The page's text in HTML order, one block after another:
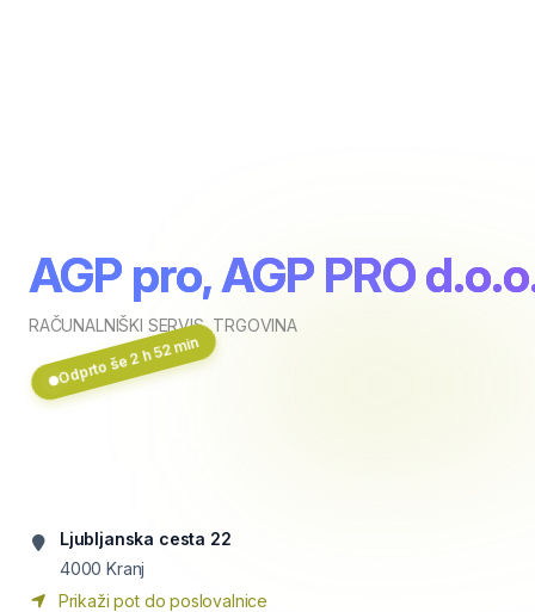
AGP pro, AGP PRO
RAČUNALNIŠKI SERVIS,TRGOVINA
Odprto še 2 h 52 min
Ljubljanska cesta 22
4000 Kranj
Prikaži pot do poslovalnice